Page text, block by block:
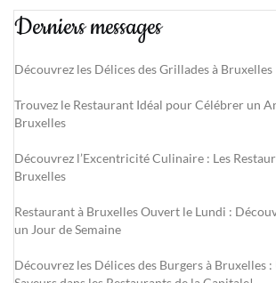
Derniers messages
Découvrez les Délices des Grillades à Bruxelles
Trouvez le Restaurant Idéal pour Célébrer un
Bruxelles
Découvrez l’Excentricité Culinaire : Les
Bruxelles
Restaurant à Bruxelles Ouvert le Lundi :
un Jour de Semaine
Découvrez les Délices des Burgers à Bruxelles